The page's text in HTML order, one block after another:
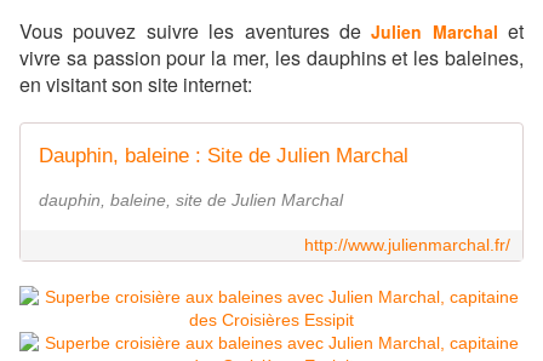
Vous pouvez suivre les aventures de Julien Marchal et
vivre sa passion pour la mer, les dauphins et les baleines,
en visitant son site internet:
Dauphin, baleine : Site de Julien Marchal
dauphin, baleine, site de Julien Marchal
http://www.julienmarchal.fr/